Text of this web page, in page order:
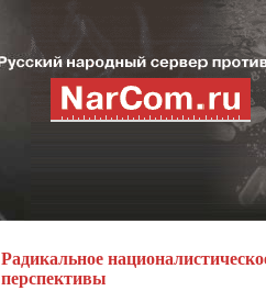
Радикальное
перспективы